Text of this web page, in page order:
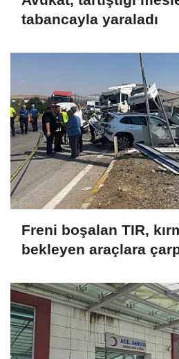
tabancayla yaraladı
Freni boşalan TIR,
bekleyen araçlara